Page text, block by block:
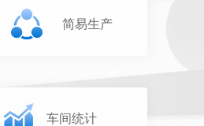
简易生产
车间统计